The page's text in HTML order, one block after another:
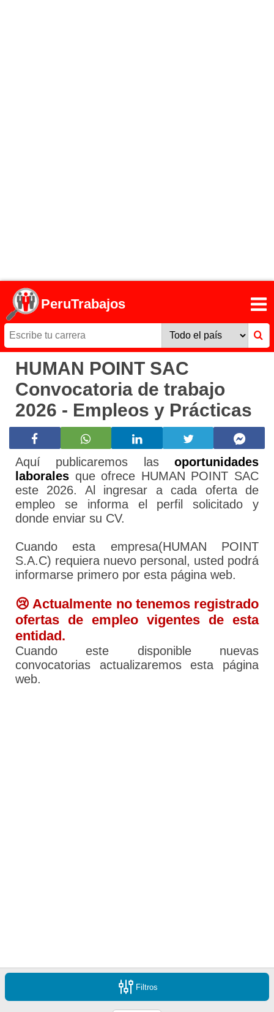
PeruTrabajos
HUMAN POINT SAC
Convocatoria de trabajo
2026 - Empleos y Prácticas
Aquí publicaremos las oportunidades
laborales que ofrece HUMAN POINT SAC
este 2026. Al ingresar a cada oferta de
empleo se informa el perfil solicitado y
donde enviar su CV.
Cuando esta empresa(HUMAN POINT
S.A.C) requiera nuevo personal, usted podrá
informarse primero por esta página web.
😢 Actualmente no tenemos registrado
ofertas de empleo vigentes de esta
entidad.
Cuando este disponible nuevas
convocatorias actualizaremos esta página
web.
Filtros